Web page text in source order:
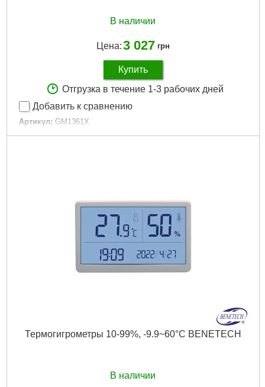
В наличии
Цена:3 027 грн
Купить
Отгрузка в течение 1-3 рабочих дней
Добавить к сравнению
Артикул: GM1361X
Код товара: 22.64.86
Термогигрометры 10-99%, -9.9~60°C BENETECH
В наличии